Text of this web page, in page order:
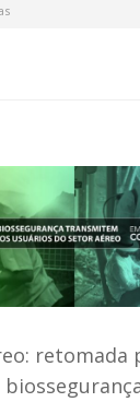
retomada